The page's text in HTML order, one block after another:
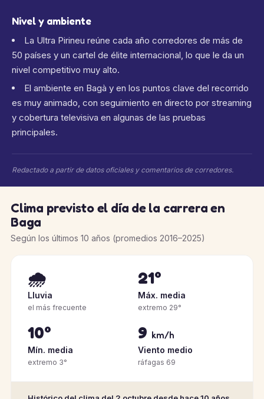
Nivel y ambiente
La Ultra Pirineu reúne cada año corredores de más de
50 países y un cartel de élite internacional, lo que le da un
nivel competitivo muy alto.
El ambiente en Bagà y en los puntos clave del recorrido
es muy animado, con seguimiento en directo por streaming
y cobertura televisiva en algunas de las pruebas
principales.
Redactado a partir de datos oficiales y comentarios de corredores.
Clima previsto el día de la carrera en
Baga
Según los últimos 10 años (promedios 2016–2025)
🌧️
Lluvia
el más frecuente
21°
Máx. media
extremo 29°
10°
Mín. media
extremo 3°
9 km/h
Viento medio
ráfagas 69